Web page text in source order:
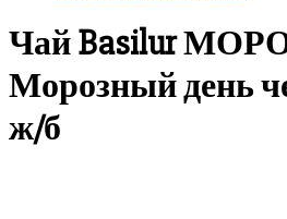
Чай Basilur
Морозный день
ж/б